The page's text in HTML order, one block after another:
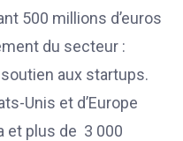
500 millions d’euros
du secteur :
aux startups.
Unis et d’Europe
et plus de 3 000